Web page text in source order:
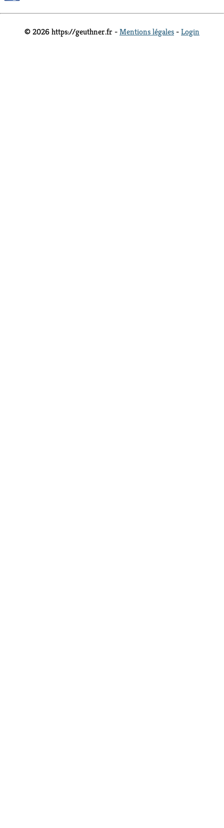
© 2026 https://geuthner.fr -Mentions légales -Login